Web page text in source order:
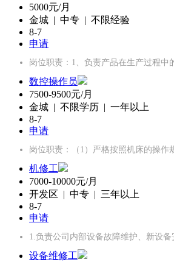
5000元/月
金城 | 中专 | 不限经验
8-7
申请
岗位职责：1、负责产品在生产过程
数控操作员
7500-9500元/月
金城 | 不限学历 | 一年以上
8-7
申请
岗位职责：（1）严格按照机床的操
机修工
7000-10000元/月
开发区 | 中专 | 三年以上
8-7
申请
1.负责公司内部设备故障维护、新设
设备维修工